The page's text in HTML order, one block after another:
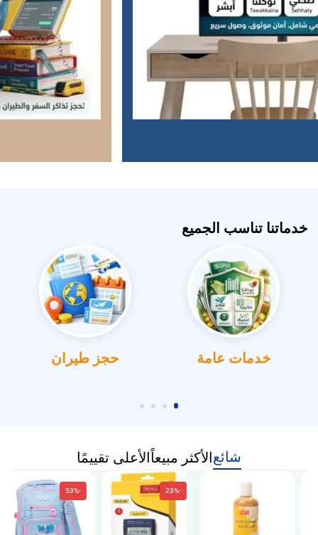
خدماتنا تناسب الجميع
خدمات عامة حجز طيران
شائعالأكثر مبيعاًالأعلى تقييمًا